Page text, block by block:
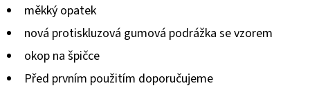
hvězdiček.
měkký opatek
nová protiskluzová gumová podrážka se vzorem
okop na špičce
Před prvním použitím doporučujeme